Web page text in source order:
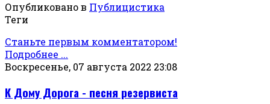
Опубликовано в Публицистика
Теги
Станьте первым комментатором!
Подробнее ...
Воскресенье, 07 августа 2022 23:08
К Дому Дорога - песня резервиста